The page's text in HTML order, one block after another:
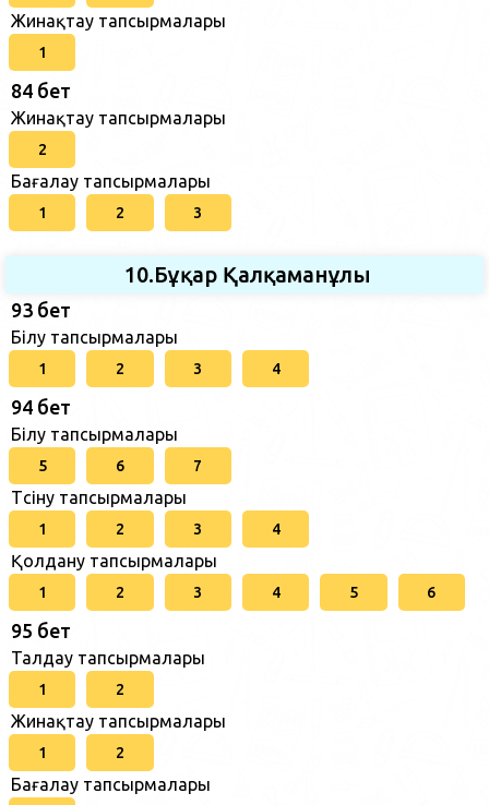
Жинақтау тапсырмалары
1
84 бет
Жинақтау тапсырмалары
2
Бағалау тапсырмалары
1 2 3
10.Бұқар Қалқаманұлы
93 бет
Білу тапсырмалары
1 2 3 4
94 бет
Білу тапсырмалары
5 6 7
Түсіну тапсырмалары
1 2 3 4
Қолдану тапсырмалары
1 2 3 4 5 6
95 бет
Талдау тапсырмалары
1 2
Жинақтау тапсырмалары
1 2
Бағалау тапсырмалары